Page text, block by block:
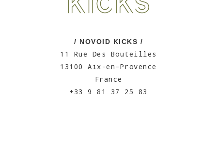
/ NOVOID KICKS /
11 Rue Des Bouteilles
13100 Aix-en-Provence
France
+33 9 81 37 25 83